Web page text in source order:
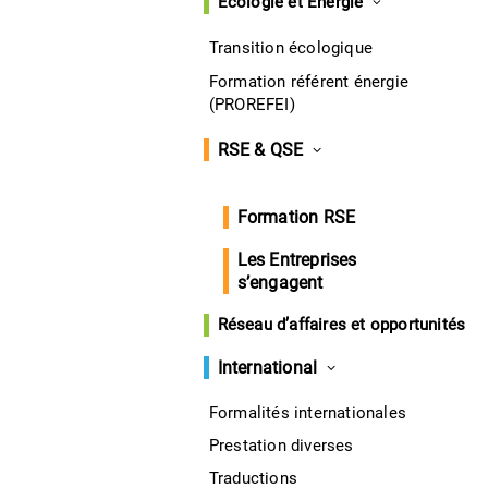
Transition écologique
Formation référent énergie
(PROREFEI)
RSE & QSE
Formation RSE
Les Entreprises
s’engagent
Réseau d’affaires et opportunités
International
Formalités internationales
Prestation diverses
Traductions